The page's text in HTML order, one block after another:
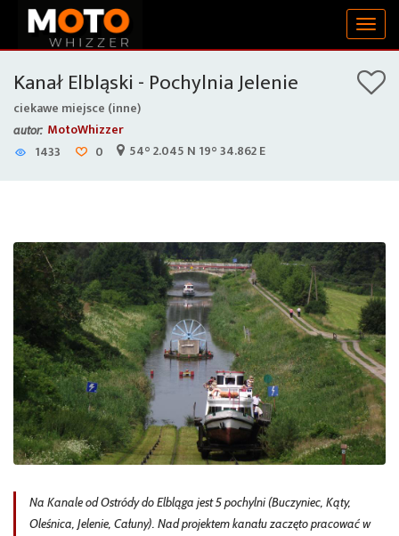
Kanał Elbląski - Pochylnia Jelenie
ciekawe miejsce (inne)
autor: MotoWhizzer
1433
0 54° 2.045 N 19° 34.862 E
Na Kanale od Ostródy do Elbląga jest 5 pochylni (Buczyniec, Kąty,
Oleśnica, Jelenie, Całuny). Nad projektem kanału zaczęto pracować w